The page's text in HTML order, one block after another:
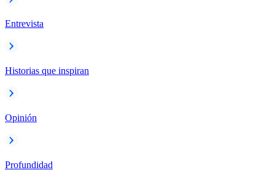
Entrevista
Historias que inspiran
Opinión
Profundidad